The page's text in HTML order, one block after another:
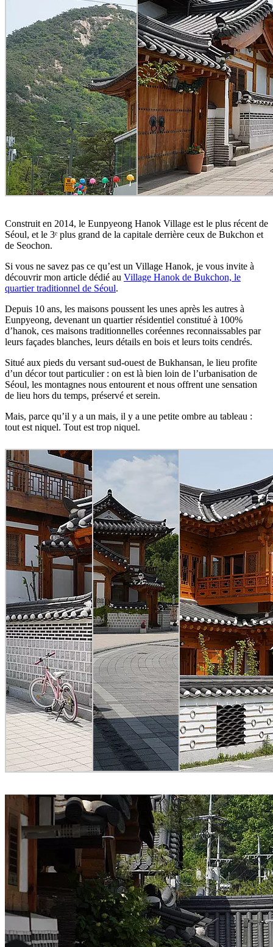
Construit en 2014, le Eunpyeong Hanok Village est le plus récent de
Séoul, et le 3ᵉ plus grand de la capitale derrière ceux de Bukchon et
de Seochon.
Si vous ne savez pas ce qu’est un Village Hanok, je vous invite à
découvrir mon article dédié au Village Hanok de Bukchon, le
quartier traditionnel de Séoul.
Depuis 10 ans, les maisons poussent les unes après les autres à
Eunpyeong, devenant un quartier résidentiel constitué à 100%
d’hanok, ces maisons traditionnelles coréennes reconnaissables par
leurs façades blanches, leurs détails en bois et leurs toits cendrés.
Situé aux pieds du versant sud-ouest de Bukhansan, le lieu profite
d’un décor tout particulier : on est là bien loin de l’urbanisation de
Séoul, les montagnes nous entourent et nous offrent une sensation
de lieu hors du temps, préservé et serein.
Mais, parce qu’il y a un mais, il y a une petite ombre au tableau :
tout est niquel. Tout est trop niquel.